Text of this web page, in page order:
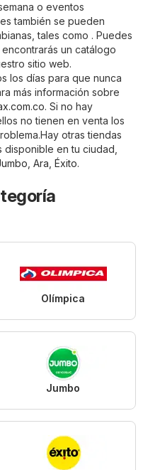
o eventos
también se pueden
tales como . Puedes
un catálogo
sitio web.
los días para que nunca
más información sobre
. Si no hay
no tienen en venta los
otras tiendas
disponible en tu ciudad,
Ara Éxito.
Olímpica
Jumbo